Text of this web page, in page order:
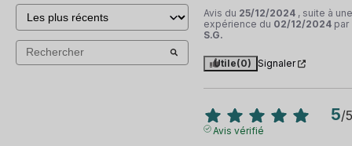
Avis du 25/12/2024 , suite à une
expérience du 02/12/2024 par
S.G.
Utile(0) Signaler
5/5
Avis vérifié